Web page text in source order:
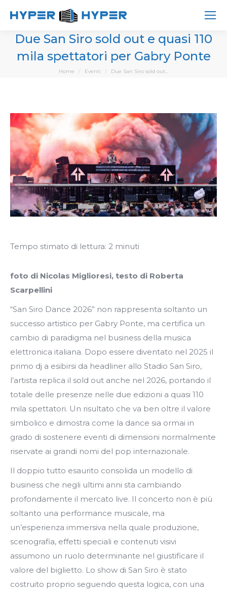
Due San Siro sold out e quasi 110
mila spettatori per Gabry Ponte
You are here:
Home Eventi Due San Siro sold out…
Tempo stimato di lettura: 2 minuti
foto di Nicolas Miglioresi, testo di Roberta
Scarpellini
“San Siro Dance 2026” non rappresenta soltanto un
successo artistico per Gabry Ponte, ma certifica un
cambio di paradigma nel business della musica
elettronica italiana. Dopo essere diventato nel 2025 il
primo dj a esibirsi da headliner allo Stadio San Siro,
l’artista replica il sold out anche nel 2026, portando il
totale delle presenze nelle due edizioni a quasi 110
mila spettatori. Un risultato che va ben oltre il valore
simbolico e dimostra come la dance sia ormai in
grado di sostenere eventi di dimensioni normalmente
riservate ai grandi nomi del pop internazionale.
Il doppio tutto esaurito consolida un modello di
business che negli ultimi anni sta cambiando
profondamente il mercato live. Il concerto non è più
soltanto una performance musicale, ma
un’esperienza immersiva nella quale produzione,
scenografia, effetti speciali e contenuti visivi
assumono un ruolo determinante nel giustificare il
valore del biglietto. Lo show di San Siro è stato
costruito proprio seguendo questa logica, con una